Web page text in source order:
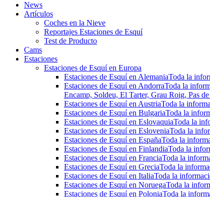
News
Artículos
Coches en la Nieve
Reportajes Estaciones de Esquí
Test de Producto
Cams
Estaciones
Estaciones de Esquí en Europa
Estaciones de Esquí en AlemaniaToda la
Estaciones de Esquí en AndorraToda la
Encamp, Soldeu, El Tarter, Grau Roig, Pas de
Estaciones de Esquí en AustriaToda la
Estaciones de Esquí en BulgariaToda la
Estaciones de Esquí en EslovaquiaToda la
Estaciones de Esquí en EsloveniaToda la
Estaciones de Esquí en EspañaToda la
Estaciones de Esquí en FinlandiaToda la
Estaciones de Esquí en FranciaToda la
Estaciones de Esquí en GreciaToda la
Estaciones de Esquí en ItaliaToda la
Estaciones de Esquí en NoruegaToda la
Estaciones de Esquí en PoloniaToda la